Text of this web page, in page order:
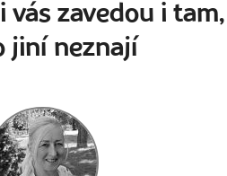
vás zavedou i tam,
jiní neznají